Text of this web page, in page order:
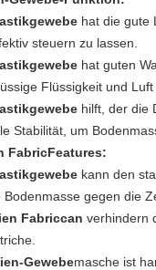
hat die gute
steuern zu lassen.
hat guten
Flüssigkeit und
hilft, der die
Stabilität, um
FabricFeatures:
kann den
gegen die
Fabriccan verhindern
Gewebemasche ist